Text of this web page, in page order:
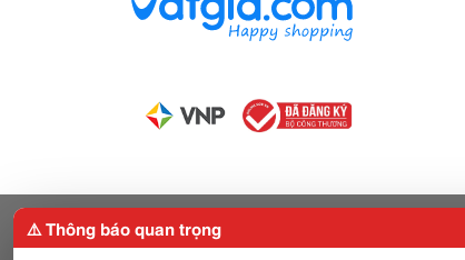
⚠️ Thông báo quan trọng